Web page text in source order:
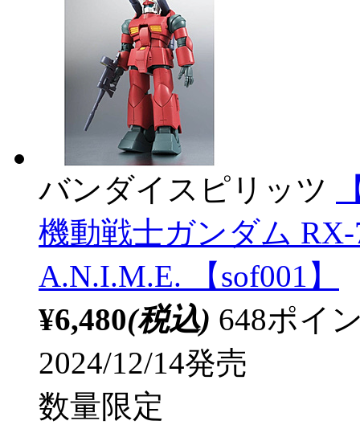
バンダイスピリッツ
機動戦士ガンダム
A.N.I.M.E. 【sof001】
¥6,480(税込) 648ポイ
2024/12/14発売
数量限定